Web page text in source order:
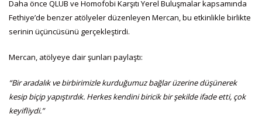
Daha önce QLUB ve Homofobi Karşıtı Yerel Buluşmalar kapsamında
Fethiye’de benzer atölyeler düzenleyen Mercan, bu etkinlikle birlikte
serinin üçüncüsünü gerçekleştirdi.
Mercan, atölyeye dair şunları paylaştı:
“Bir aradalık ve birbirimizle kurduğumuz bağlar üzerine düşünerek
kesip biçip yapıştırdık. Herkes kendini biricik bir şekilde ifade etti, çok
keyifliydi.”